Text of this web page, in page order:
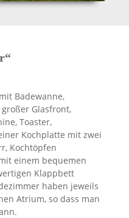
Badewanne,
Glasfront,
Toaster,
Kochplatte mit zwei
Kochtöpfen
einem bequemen
Klappbett
haben jeweils
Atrium, so dass man